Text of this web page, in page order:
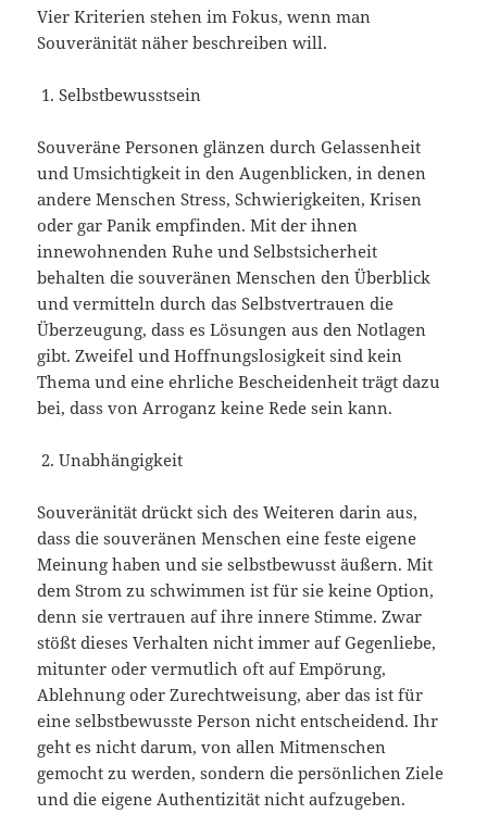
Vier Kriterien stehen im Fokus, wenn man
Souveränität näher beschreiben will.
Selbstbewusstsein
Souveräne Personen glänzen durch Gelassenheit
und Umsichtigkeit in den Augenblicken, in denen
andere Menschen Stress, Schwierigkeiten, Krisen
oder gar Panik empfinden. Mit der ihnen
innewohnenden Ruhe und Selbstsicherheit
behalten die souveränen Menschen den Überblick
und vermitteln durch das Selbstvertrauen die
Überzeugung, dass es Lösungen aus den Notlagen
gibt. Zweifel und Hoffnungslosigkeit sind kein
Thema und eine ehrliche Bescheidenheit trägt dazu
bei, dass von Arroganz keine Rede sein kann.
Unabhängigkeit
Souveränität drückt sich des Weiteren darin aus,
dass die souveränen Menschen eine feste eigene
Meinung haben und sie selbstbewusst äußern. Mit
dem Strom zu schwimmen ist für sie keine Option,
denn sie vertrauen auf ihre innere Stimme. Zwar
stößt dieses Verhalten nicht immer auf Gegenliebe,
mitunter oder vermutlich oft auf Empörung,
Ablehnung oder Zurechtweisung, aber das ist für
eine selbstbewusste Person nicht entscheidend. Ihr
geht es nicht darum, von allen Mitmenschen
gemocht zu werden, sondern die persönlichen Ziele
und die eigene Authentizität nicht aufzugeben.